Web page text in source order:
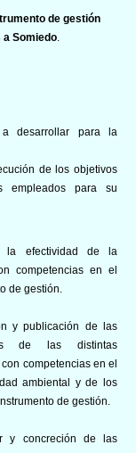
de gestión
a Somiedo.
a desarrollar para la
de los objetivos
empleados para su
la efectividad de la
competencias en el
de gestión.
y publicación de las
de las distintas
competencias en el
ambiental y de los
de gestión.
y concreción de las